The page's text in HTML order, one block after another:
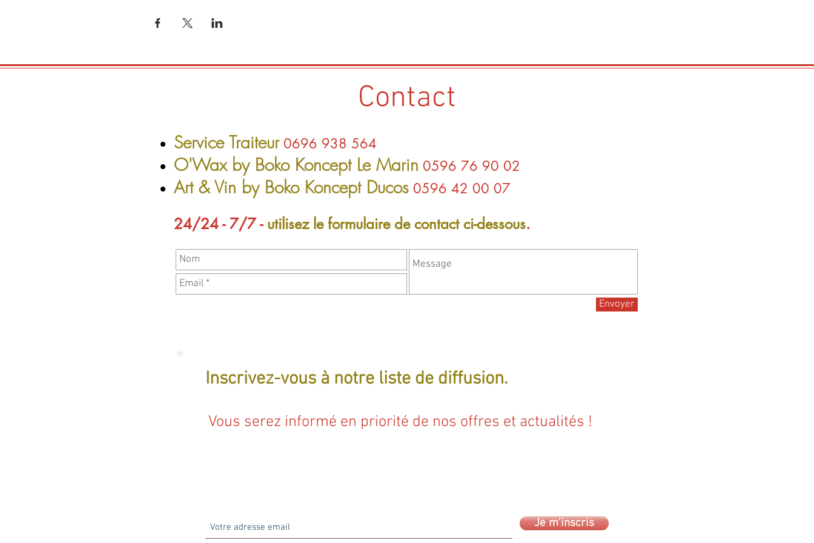
Contact
Service Traiteur 0696 938 564
O'Wax by Boko Koncept Le Marin 0596 76 90 02
Art & Vin by Boko Koncept Ducos 0596 42 00 07
24/24 - 7/7 - utilisez le formulaire de contact ci-dessous.
Envoyer
Inscrivez-vous à notre liste de diffusion.
Vous serez informé en priorité de nos offres et actualités !
Je m'inscris